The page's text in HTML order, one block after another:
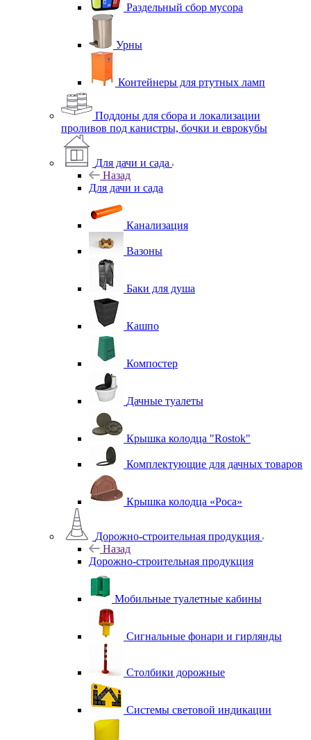
Раздельный сбор мусора
Урны
Контейнеры для ртутных ламп
Поддоны для сбора и локализации
проливов под канистры, бочки и еврокубы
Для дачи и сада
Назад
Для дачи и сада
Канализация
Вазоны
Баки для душа
Кашпо
Компостер
Дачные туалеты
Крышка колодца "Rostok"
Комплектующие для дачных товаров
Крышка колодца «Роса»
Дорожно-строительная продукция
Назад
Дорожно-строительная продукция
Мобильные туалетные кабины
Сигнальные фонари и гирлянды
Столбики дорожные
Системы световой индикации